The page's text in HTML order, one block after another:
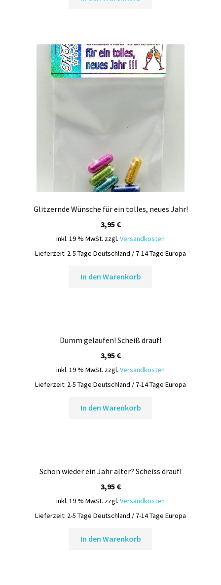
Glitzernde Wünsche für ein tolles, neues Jahr!
3,95 €
inkl. 19 % MwSt. zzgl. Versandkosten
Lieferzeit: 2-5 Tage Deutschland / 7-14 Tage Europa
In den Warenkorb
Dumm gelaufen! Scheiß drauf!
3,95 €
inkl. 19 % MwSt. zzgl. Versandkosten
Lieferzeit: 2-5 Tage Deutschland / 7-14 Tage Europa
In den Warenkorb
Schon wieder ein Jahr älter? Scheiss drauf!
3,95 €
inkl. 19 % MwSt. zzgl. Versandkosten
Lieferzeit: 2-5 Tage Deutschland / 7-14 Tage Europa
In den Warenkorb